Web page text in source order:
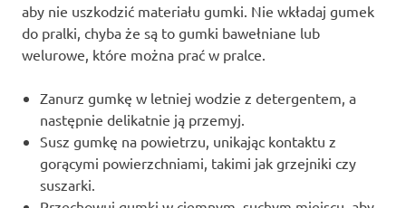
aby nie uszkodzić materiału gumki. Nie wkładaj gumek
do pralki, chyba że są to gumki bawełniane lub
welurowe, które można prać w pralce.
Zanurz gumkę w letniej wodzie z detergentem, a
następnie delikatnie ją przemyj.
Susz gumkę na powietrzu, unikając kontaktu z
gorącymi powierzchniami, takimi jak grzejniki czy
suszarki.